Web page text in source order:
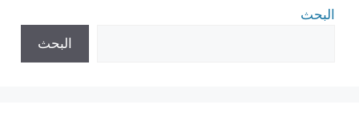
البحث
البحث